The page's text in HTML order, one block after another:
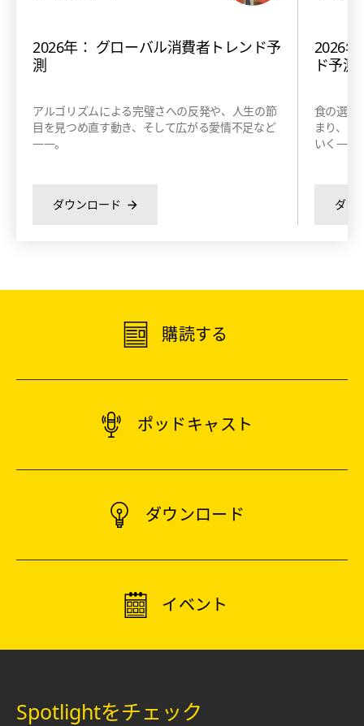
2026年： グローバル消費者トレンド予
測
アルゴリズムによる完璧さへの反発や、人生の節
目を見つめ直す動き、そして広がる愛情不足など
――。
ダウンロード
2026
ド予測
食の選択
まり、さ
いく——
ダウ
購読する
ポッドキャスト
ダウンロード
イベント
Spotlightをチェック